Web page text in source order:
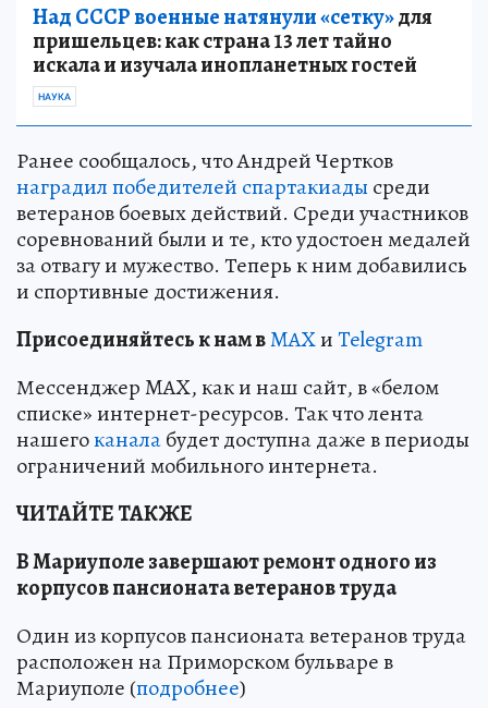
Над СССР военные натянули «сетку»для
пришельцев: как страна 13 лет тайно
искала и изучала инопланетных гостей
НАУКА
Ранее сообщалось, что Андрей Чертков
наградил победителей спартакиады среди
ветеранов боевых действий. Среди участников
соревнований были и те, кто удостоен медалей
за отвагу и мужество. Теперь к ним добавились
и спортивные достижения.
Присоединяйтесь к нам вMAXиTelegram
Мессенджер MAX, как и наш сайт, в «белом
списке» интернет-ресурсов. Так что лента
нашегоканалабудет доступна даже в периоды
ограничений мобильного интернета.
ЧИТАЙТЕ ТАКЖЕ
В Мариуполе завершают ремонт одного из
корпусов пансионата ветеранов труда
Один из корпусов пансионата ветеранов труда
расположен на Приморском бульваре в
Мариуполе (подробнее)